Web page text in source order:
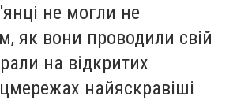
не могли не
як вони проводили свій
на відкритих
найяскравіші